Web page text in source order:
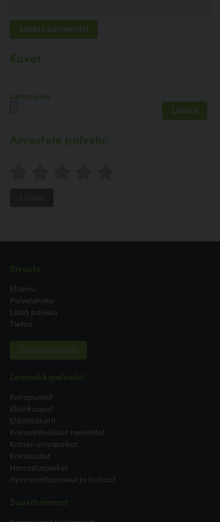
Kuvat
Lataa kuva
Arvostele palvelu:
Etusivu
Palveluhaku
Lisää palvelu
Tietoa
Evästeasetukset
Koirapuistot
Eläinkaupat
Eläinlääkärit
Koiraystävälliset ravintolat
Koirien uimapaikat
Koirakoulut
Harrastuspaikat
Hyvinvointipalvelut ja hoitolat